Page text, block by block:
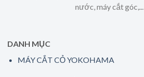
nước, máy cắt góc,...
DANH MỤC
MÁY CẮT CỎ YOKOHAMA